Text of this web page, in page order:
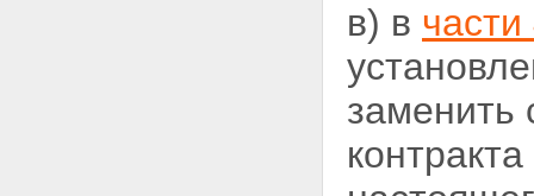
в) в
заменить